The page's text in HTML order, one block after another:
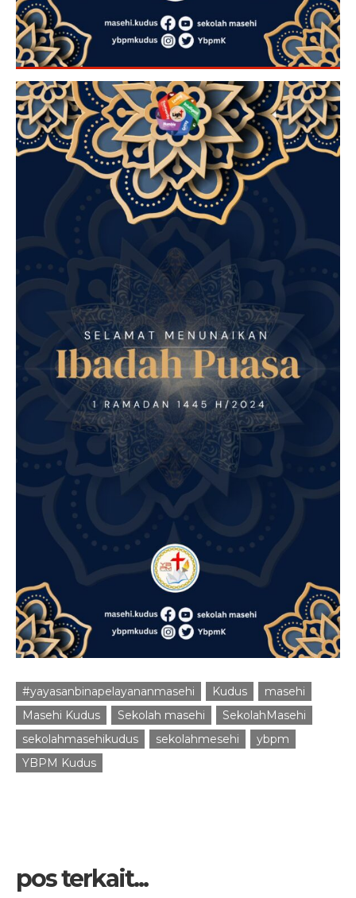
#yayasanbinapelayananmasehi Kudus
masehi
Masehi Kudus
Sekolah masehi
SekolahMasehi
sekolahmasehikudus
sekolahmesehi
ybpm
YBPM Kudus
pos terkait...